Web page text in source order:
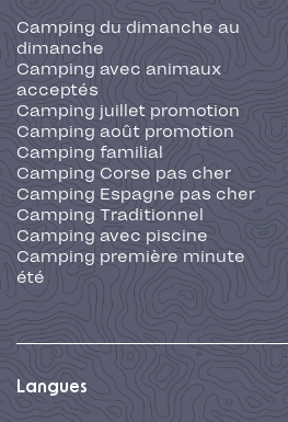
Camping du dimanche au
dimanche
Camping avec animaux
acceptés
Camping juillet promotion
Camping août promotion
Camping familial
Camping Corse pas cher
Camping Espagne pas cher
Camping Traditionnel
Camping avec piscine
Camping première minute
été
Langues